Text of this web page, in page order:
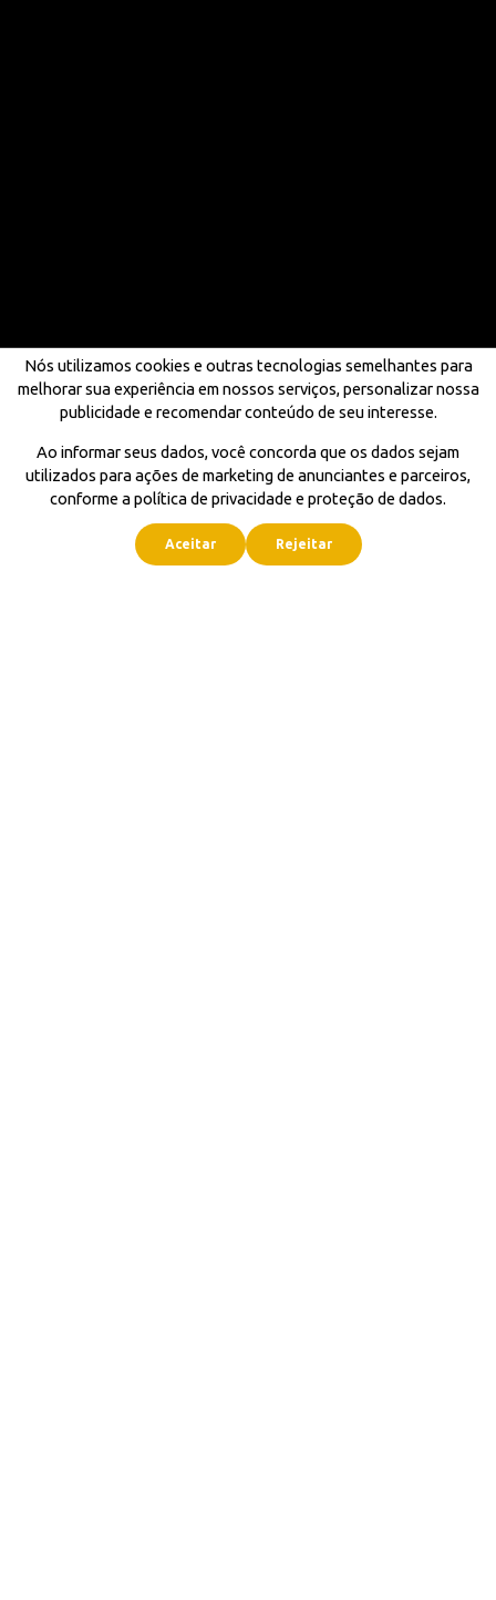
Nós utilizamos cookies e outras tecnologias semelhantes para
melhorar sua experiência em nossos serviços, personalizar nossa
publicidade e recomendar conteúdo de seu interesse.
Ao informar seus dados, você concorda que os dados sejam
utilizados para ações de marketing de anunciantes e parceiros,
conforme a política de privacidade e proteção de dados.
Aceitar Rejeitar